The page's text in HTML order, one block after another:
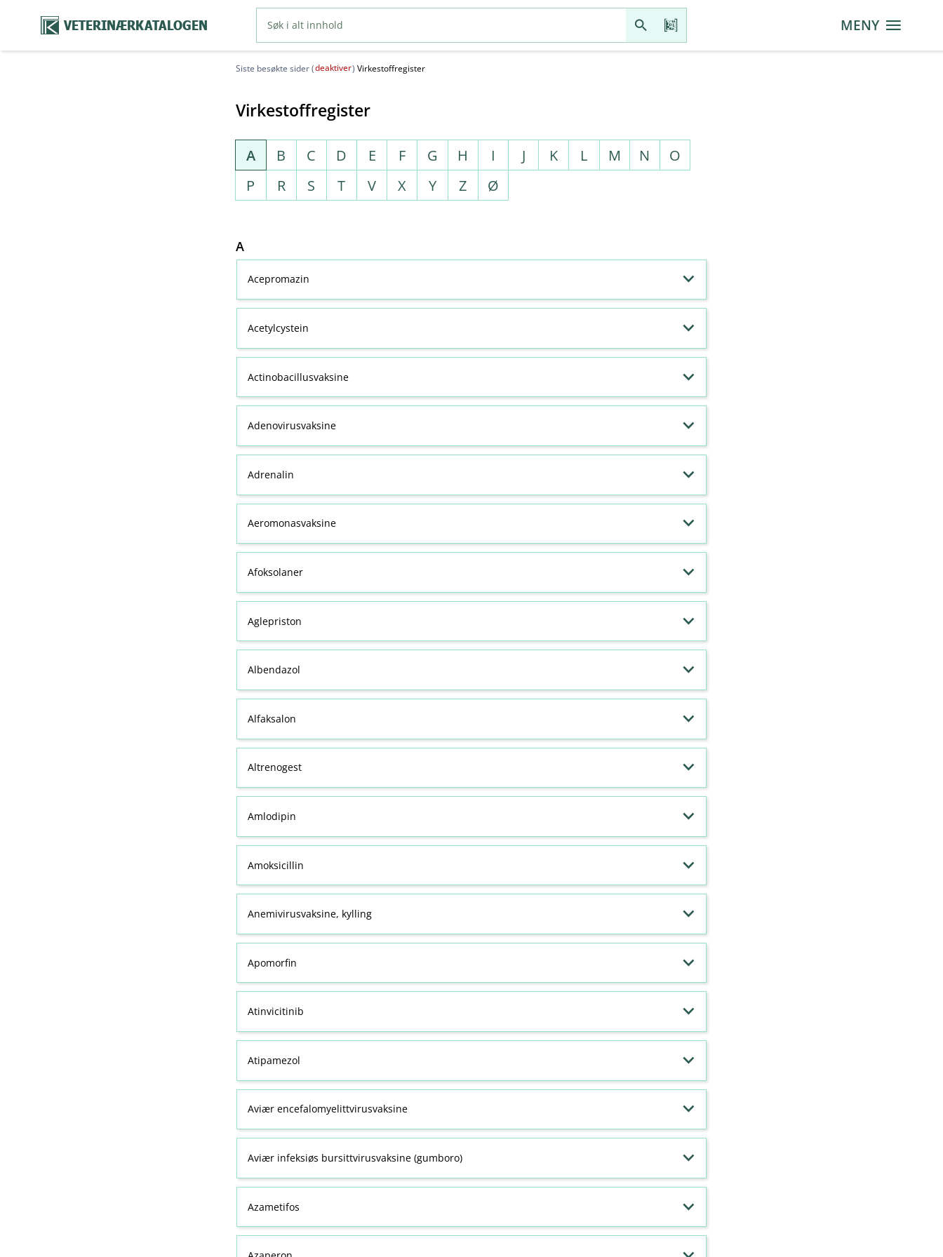
VETERINÆRKATALOGEN MENY
Siste besøkte sider (deaktiver) Virkestoffregister
Virkestoffregister
A B C D E F G H I J K L M N
O
P
R S T V X Y Z Ø
A
Acepromazin
Acetylcystein
Actinobacillusvaksine
Adenovirusvaksine
Adrenalin
Aeromonasvaksine
Afoksolaner
Aglepriston
Albendazol
Alfaksalon
Altrenogest
Amlodipin
Amoksicillin
Anemivirusvaksine, kylling
Apomorfin
Atinvicitinib
Atipamezol
Aviær encefalomyelittvirusvaksine
Aviær infeksiøs bursittvirusvaksine (gumboro)
Azametifos